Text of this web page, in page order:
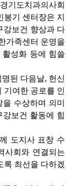
기도치과의사회
기 센터장은 지
강보건 향상과 다
가족센터 운영을
성화 등에 힘쓸
된 다음날, 헌신
기여한 공로를 인
수상하며 의미
보건 활동에 힘
도지사 표창 수
사회와 연결되는
록 최선을 다하겠